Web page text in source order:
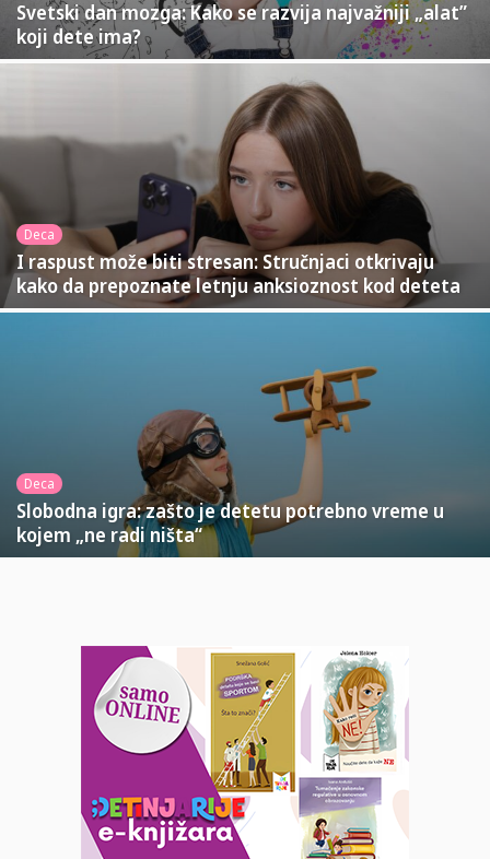
Svetski dan mozga: Kako se razvija najvažniji „alat”
koji dete ima?
Deca
I raspust može biti stresan: Stručnjaci otkrivaju
kako da prepoznate letnju anksioznost kod deteta
Deca
Slobodna igra: zašto je detetu potrebno vreme u
kojem „ne radi ništa“